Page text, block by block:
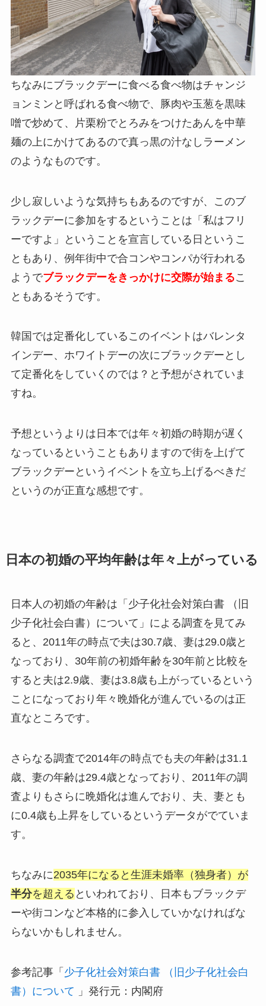
ちなみにブラックデーに食べる食べ物はチャンジ
ョンミンと呼ばれる食べ物で、豚肉や玉葱を黒味
噌で炒めて、片栗粉でとろみをつけたあんを中華
麺の上にかけてあるので真っ黒の汁なしラーメン
のようなものです。
少し寂しいような気持ちもあるのですが、このブ
ラックデーに参加をするということは「私はフリ
ーですよ」ということを宣言している日というこ
ともあり、例年街中で合コンやコンパが行われる
ようでブラックデーをきっかけに交際が始まるこ
ともあるそうです。
韓国では定番化しているこのイベントはバレンタ
インデー、ホワイトデーの次にブラックデーとし
て定番化をしていくのでは？と予想がされていま
すね。
予想というよりは日本では年々初婚の時期が遅く
なっているということもありますので街を上げて
ブラックデーというイベントを立ち上げるべきだ
というのが正直な感想です。
日本の初婚の平均年齢は年々上がっている
日本人の初婚の年齢は「少子化社会対策白書 （旧
少子化社会白書）について」による調査を見てみ
ると、2011年の時点で夫は30.7歳、妻は29.0歳と
なっており、30年前の初婚年齢を30年前と比較を
すると夫は2.9歳、妻は3.8歳も上がっているという
ことになっており年々晩婚化が進んでいるのは正
直なところです。
さらなる調査で2014年の時点でも夫の年齢は31.1
歳、妻の年齢は29.4歳となっており、2011年の調
査よりもさらに晩婚化は進んでおり、夫、妻とも
に0.4歳も上昇をしているというデータがでていま
す。
ちなみに2035年になると生涯未婚率（独身者）が
半分を超える といわれており、日本もブラックデ
ーや街コンなど本格的に参入していかなければな
らないかもしれません。
参考記事「 少子化社会対策白書 （旧少子化社会白
書）について
」発行元：内閣府